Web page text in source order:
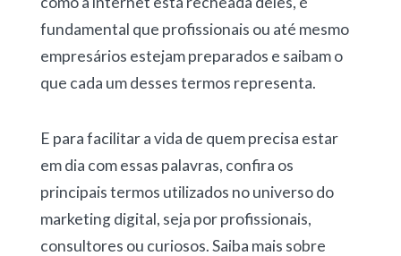
fundamental que profissionais ou até mesmo
empresários estejam preparados e saibam o
que cada um desses termos representa.
E para facilitar a vida de quem precisa estar
em dia com essas palavras, confira os
principais termos utilizados no universo do
marketing digital, seja por profissionais,
consultores ou curiosos. Saiba mais sobre